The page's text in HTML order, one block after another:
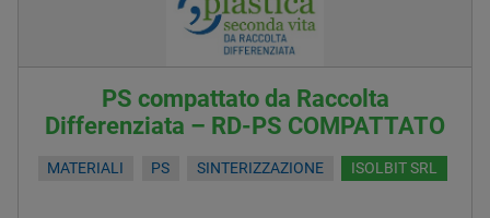
PS compattato da Raccolta
Differenziata – RD-PS COMPATTATO
MATERIALI PS SINTERIZZAZIONE ISOLBIT SRL